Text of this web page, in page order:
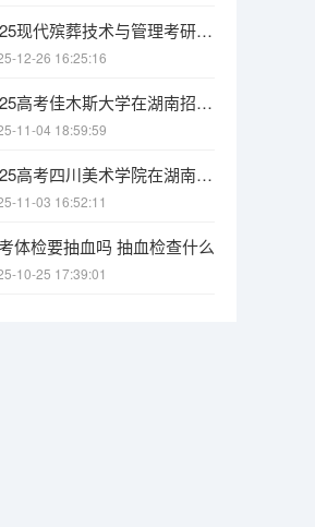
2025现代殡葬技术与管理考研方向有哪些（2026参考）
12-26 16:25:16
2025高考佳木斯大学在湖南招生批次 有哪些专业？
11-04 18:59:59
2025高考四川美术学院在湖南招生批次 有哪些专业？
11-03 16:52:11
体检要抽血吗 抽血检查什么
10-25 17:39:01